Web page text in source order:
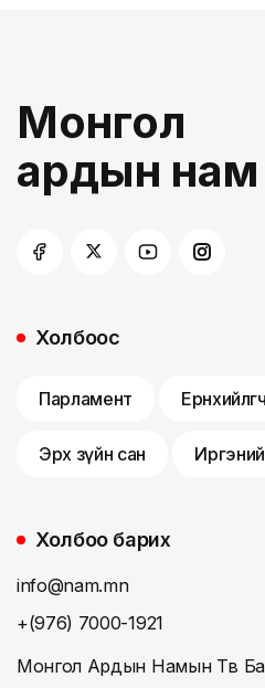
Монгол
ардын нам
Холбоос
Парламент Ерөнхийлөгч
Эрх зүйн сан
Холбоо барих
info@nam.mn
+(976) 7000-1921
Монгол Ардын Намын Төв